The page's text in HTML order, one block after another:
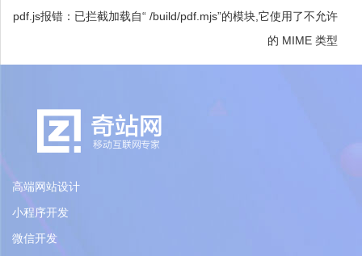
pdf.js报错：已拦截加载自“ /build/pdf.mjs”的模块,它使用了不允许
的 MIME 类型
高端网站设计
小程序开发
微信开发